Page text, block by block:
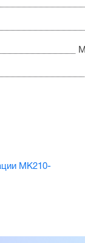
МК210-